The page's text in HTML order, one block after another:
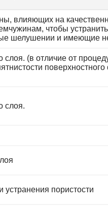
влияющих на
чтобы
шелушении и имеющие
слоя. (в отличие от
слоя.
пористости